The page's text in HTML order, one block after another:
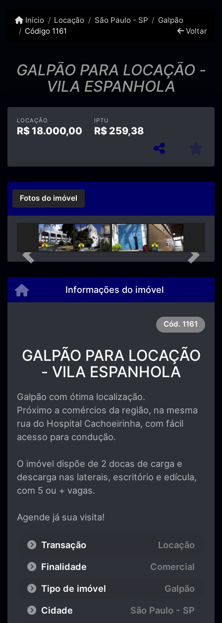
Início Locação São Paulo - SP
Galpão
Código 1161
Voltar
GALPÃO PARA LOCAÇÃO -
VILA ESPANHOLA
LOCAÇÃO
R$ 18.000,00
IPTU
R$ 259,38
Fotos do imóvel
Previous Next
Informações do imóvel
Cód. 1161
GALPÃO PARA LOCAÇÃO
- VILA ESPANHOLA
Galpão com ótima localização.
Próximo a comércios da região, na mesma
rua do Hospital Cachoeirinha, com fácil
acesso para condução.
O imóvel dispõe de 2 docas de carga e
descarga nas laterais, escritório e edícula,
com 5 ou + vagas.
Agende já sua visita!
Transação
Locação
Finalidade
Comercial
Tipo de imóvel
Galpão
Cidade
São Paulo - SP